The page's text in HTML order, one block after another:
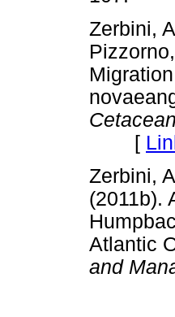
Zerbini,
[
Zerbini,
(2011b).
Atlantic
and